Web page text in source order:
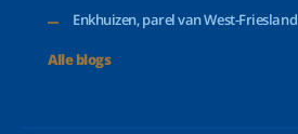
Enkhuizen, parel van West-Friesland
Alle blogs